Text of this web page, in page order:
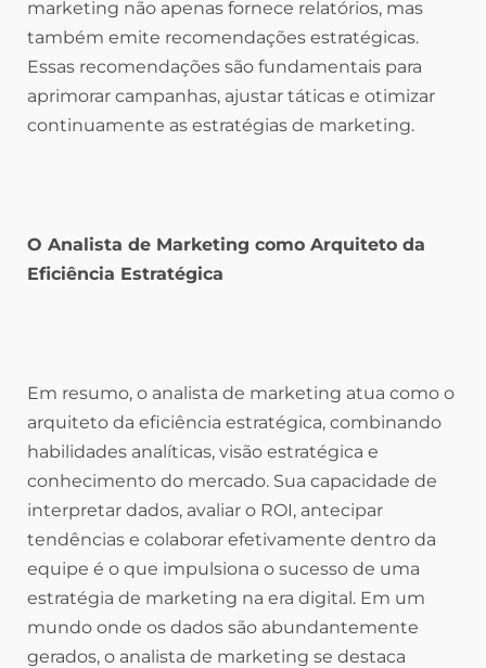
marketing não apenas fornece relatórios, mas
também emite recomendações estratégicas.
Essas recomendações são fundamentais para
aprimorar campanhas, ajustar táticas e otimizar
continuamente as estratégias de marketing.
O Analista de Marketing como Arquiteto da
Eficiência Estratégica
Em resumo, o analista de marketing atua como o
arquiteto da eficiência estratégica, combinando
habilidades analíticas, visão estratégica e
conhecimento do mercado. Sua capacidade de
interpretar dados, avaliar o ROI, antecipar
tendências e colaborar efetivamente dentro da
equipe é o que impulsiona o sucesso de uma
estratégia de marketing na era digital. Em um
mundo onde os dados são abundantemente
gerados, o analista de marketing se destaca